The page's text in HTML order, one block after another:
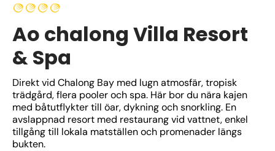
Ao chalong Villa Resort
& Spa
Direkt vid Chalong Bay med lugn atmosfär, tropisk
trädgård, flera pooler och spa. Här bor du nära kajen
med båtutflykter till öar, dykning och snorkling. En
avslappnad resort med restaurang vid vattnet, enkel
tillgång till lokala matställen och promenader längs
bukten.